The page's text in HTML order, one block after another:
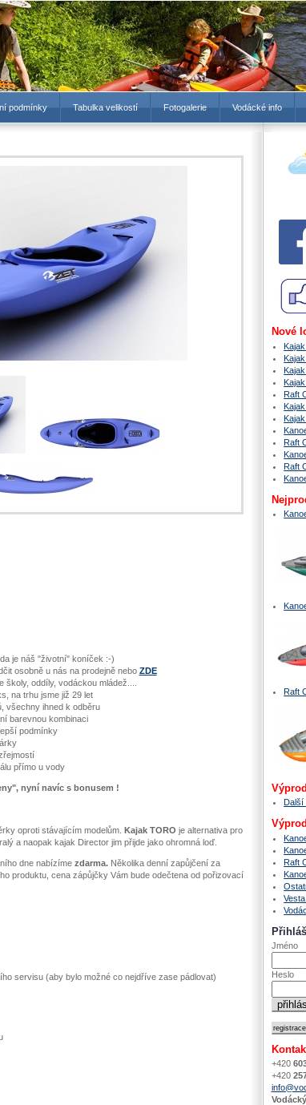
podmínky Tabulka velikostí Fotogalerie Vodácké info
je náš "životní" koníček :-)
osobně u nás na prodejně nebo ZDE
oddíly, vodáckou mládež....
na trhu jsme již 29 let
všechny ihned k odběru
barevnou kombinaci
podmínky
přímo u vody
nyní navíc s bonusem !
oproti stávajícím modelům. Kajak TORO je alternativa pro
a naopak kajak Director jim přijde jako ohromná loď.
dne nabízíme zdarma.Několika denní zapůjčení za
produktu, cena zápůjčky Vám bude odečtena od pořizovací
servisu (aby bylo možné co nejdříve zase pádlovat)
Nové
Raft
Raft
Raft
Raft
Další
Raft
Jméno
Heslo
registrace
+420
+420